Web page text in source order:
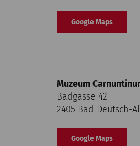
Google Maps
Muzeum
Badgasse 42
2405 Bad Deutsch-
Google Maps